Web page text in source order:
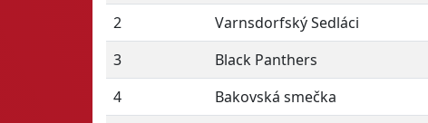
2
Varnsdorfský Sedláci
3
Black Panthers
4
Bakovská smečka